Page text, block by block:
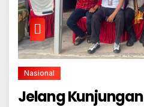
Nasional
Jelang